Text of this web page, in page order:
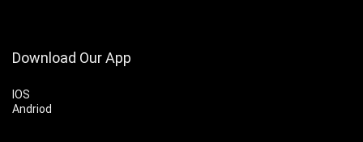
Download Our App
IOS
Andriod